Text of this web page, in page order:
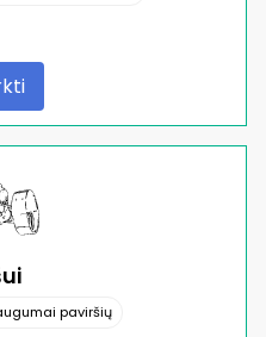
paviršių